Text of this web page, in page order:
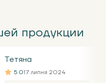
продукции
Тетяна
5.017 липня 2024